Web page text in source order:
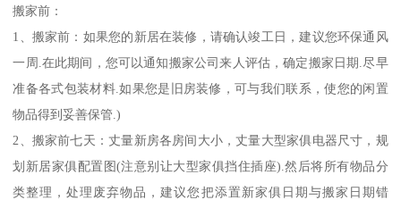
搬家前：
1、搬家前：如果您的新居在装修，请确认竣工日，建议您环保通风
一周.在此期间，您可以通知搬家公司来人评估，确定搬家日期.尽早
准备各式包装材料.如果您是旧房装修，可与我们联系，使您的闲置
物品得到妥善保管.)
2、搬家前七天：丈量新房各房间大小，丈量大型家俱电器尺寸，规
划新居家俱配置图(注意别让大型家俱挡住插座).然后将所有物品分
类整理，处理废弃物品，建议您把添置新家俱日期与搬家日期错